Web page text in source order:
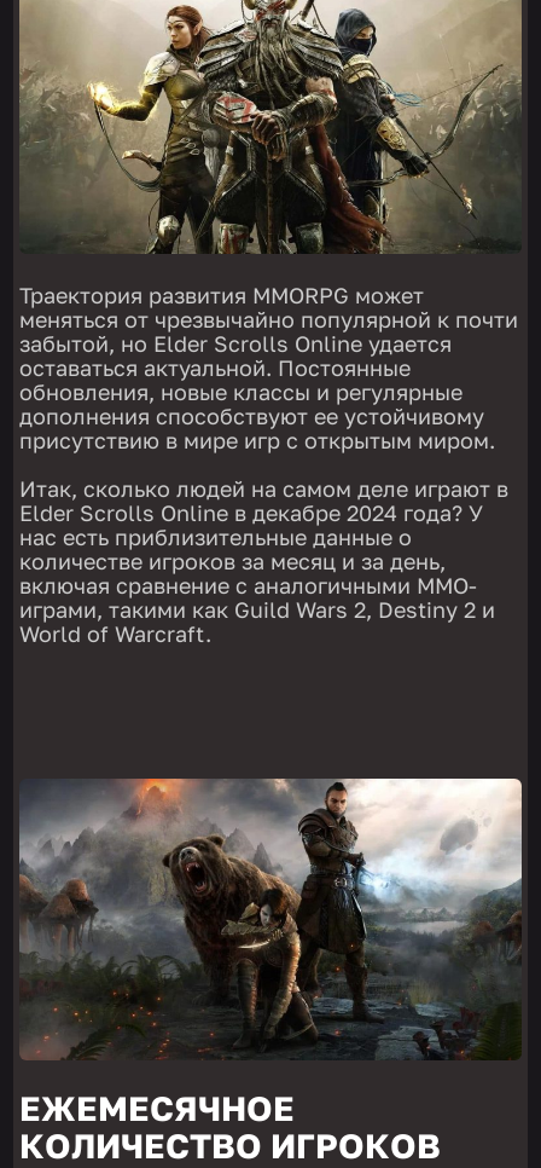
Траектория развития MMORPG может
меняться от чрезвычайно популярной к почти
забытой, но Elder Scrolls Online удается
оставаться актуальной. Постоянные
обновления, новые классы и регулярные
дополнения способствуют ее устойчивому
присутствию в мире игр с открытым миром.
Итак, сколько людей на самом деле играют в
Elder Scrolls Online в декабре 2024 года? У
нас есть приблизительные данные о
количестве игроков за месяц и за день,
включая сравнение с аналогичными ММО-
играми, такими как Guild Wars 2, Destiny 2 и
World of Warcraft.
ЕЖЕМЕСЯЧНОЕ
КОЛИЧЕСТВО ИГРОКОВ